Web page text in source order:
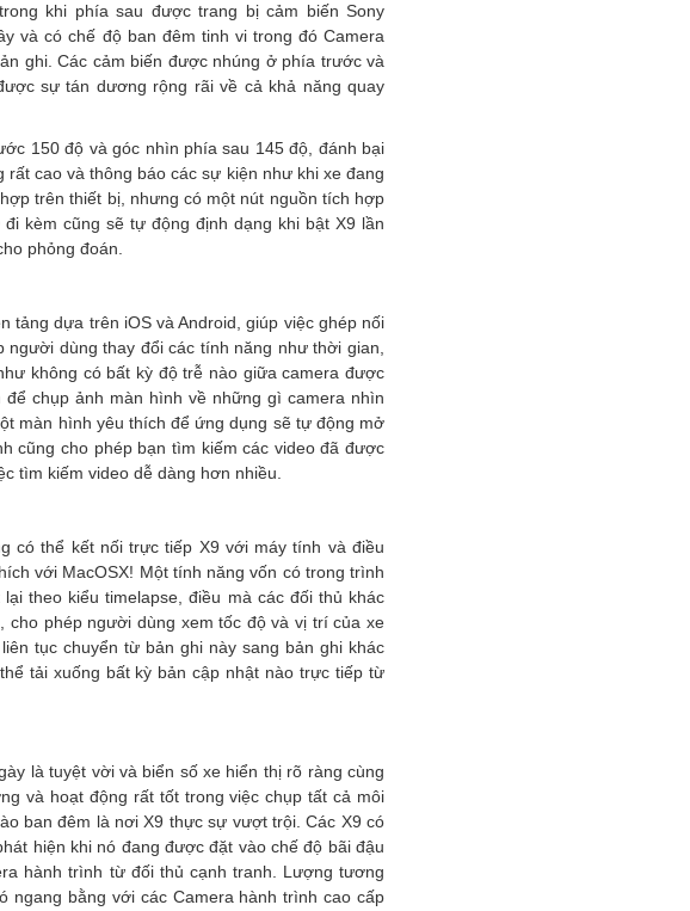
khi phía sau được trang bị cảm biến Sony
và có chế độ ban đêm tinh vi trong đó Camera
ghi. Các cảm biến được nhúng ở phía trước và
sự tán dương rộng rãi về cả khả năng quay
150 độ và góc nhìn phía sau 145 độ, đánh bại
cao và thông báo các sự kiện như khi xe đang
trên thiết bị, nhưng có một nút nguồn tích hợp
kèm cũng sẽ tự động định dạng khi bật X9 lần
phỏng đoán.
dựa trên iOS và Android, giúp việc ghép nối
dùng thay đổi các tính năng như thời gian,
không có bất kỳ độ trễ nào giữa camera được
chụp ảnh màn hình về những gì camera nhìn
màn hình yêu thích để ứng dụng sẽ tự động mở
cũng cho phép bạn tìm kiếm các video đã được
tìm kiếm video dễ dàng hơn nhiều.
có thể kết nối trực tiếp X9 với máy tính và điều
với MacOSX! Một tính năng vốn có trong trình
theo kiểu timelapse, điều mà các đối thủ khác
phép người dùng xem tốc độ và vị trí của xe
tục chuyển từ bản ghi này sang bản ghi khác
tải xuống bất kỳ bản cập nhật nào trực tiếp từ
là tuyệt vời và biển số xe hiển thị rõ ràng cùng
và hoạt động rất tốt trong việc chụp tất cả môi
ban đêm là nơi X9 thực sự vượt trội. Các X9 có
hiện khi nó đang được đặt vào chế độ bãi đậu
hành trình từ đối thủ cạnh tranh. Lượng tương
ngang bằng với các Camera hành trình cao cấp